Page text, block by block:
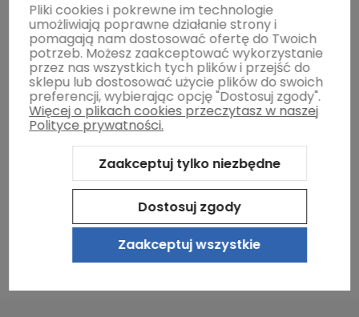
O firmie
Sklep internetowy Shoper.pl Szablon Shoper Modern 3.0™
GrowCommerce
Pliki cookies i pokrewne im technologie
umożliwiają poprawne działanie strony i
pomagają nam dostosować ofertę do Twoich
potrzeb. Możesz zaakceptować wykorzystanie
przez nas wszystkich tych plików i przejść do
sklepu lub dostosować użycie plików do swoich
preferencji, wybierając opcję "Dostosuj zgody".
Więcej o plikach cookies przeczytasz w naszej
Polityce prywatności.
Zaakceptuj tylko niezbędne
Dostosuj zgody
Zaakceptuj wszystkie